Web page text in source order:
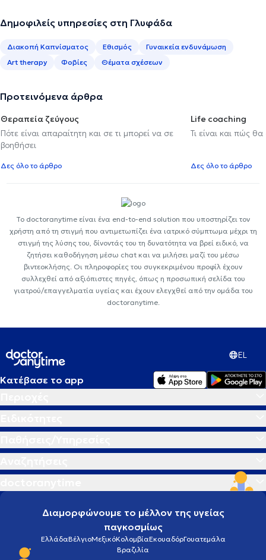
Δημοφιλείς υπηρεσίες στη Γλυφάδα
Διακοπή Καπνίσματος Εθισμός
Γυναικεία ενδυνάμωση
Art therapy
Φοβίες Θέματα σχέσεων
Προτεινόμενα άρθρα
Θεραπεία ζεύγους
Πότε είναι απαραίτητη και σε τι μπορεί να σε
βοηθήσει
Δες όλο το άρθρο
Life coaching
Τι είναι και πώς
Δες όλο το άρθρο
Το doctoranytime είναι ένα end-to-end solution που υποστηρίζει τον
χρήστη από τη στιγμή που αντιμετωπίζει ένα ιατρικό σύμπτωμα μέχρι τη
στιγμή της λύσης του, δίνοντάς του τη δυνατότητα να βρεί ειδικό, να
ζητήσει καθοδήγηση μέσω chat και να μιλήσει μαζί του μέσω
βιντεοκλήσης. Οι πληροφορίες του συγκεκριμένου προφίλ έχουν
συλλεχθεί από αξιόπιστες πηγές, όπως η προσωπική σελίδα του
γιατρού/επαγγελματία υγείας και έχουν ελεγχθεί από την ομάδα του
doctoranytime.
EL
Κατέβασε το app
Διαμορφώνουμε το μέλλον της υγείας
παγκοσμίως
ΕλλάδαΒέλγιοΜεξικόΚολομβίαΕκουαδόρΓουατεμάλα
Βραζιλία